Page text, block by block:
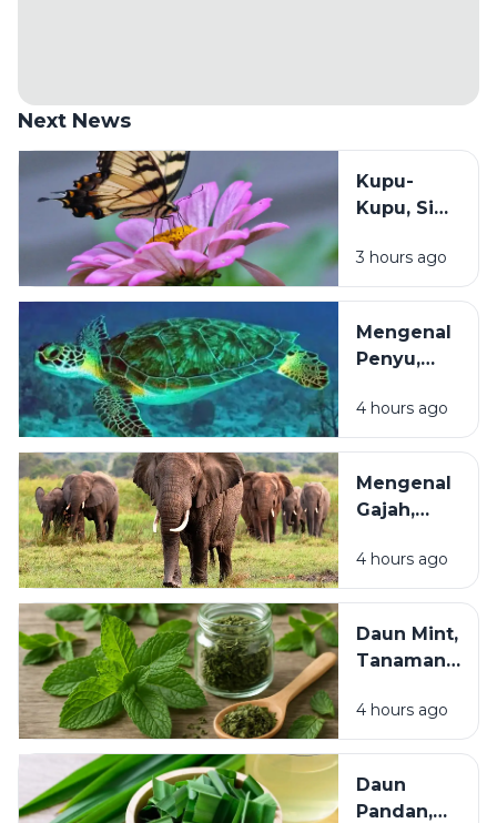
Next News
Kupu-
Kupu, Si
Bersayap
yang
Diam
Menjaga
Pangan
Manusia
3 hours ago
Mengenal
Penyu,
Samudra
yang
Punah dan
Perlu
4 hours ago
Mengenal
Gajah,
Darat
Terbesar
Cerdas
dan
Penting
bagi
Ekosistem
4 hours ago
Daun Mint,
Tanaman
Menyegarkan
dan Kaya
Manfaat bagi
Kesehatan
4 hours ago
Daun
Pandan,